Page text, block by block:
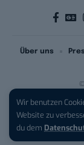
Wir benutzen
Website zu
du dem
Über uns